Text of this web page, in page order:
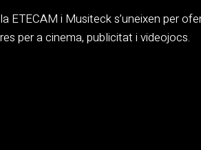
ETECAM i Musiteck s’uneixen per
per a cinema, publicitat i videojocs.